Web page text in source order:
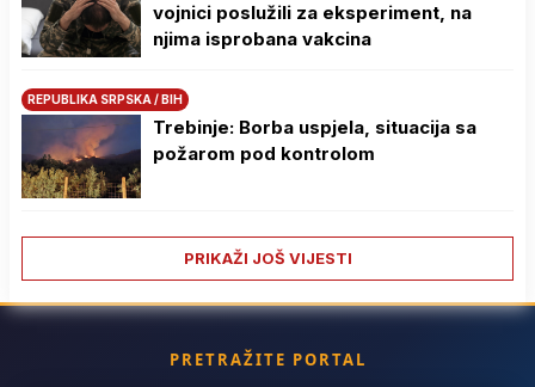
vojnici poslužili za eksperiment, na
njima isprobana vakcina
REPUBLIKA SRPSKA / BIH
Trebinje: Borba uspjela, situacija sa
požarom pod kontrolom
PRIKAŽI JOŠ VIJESTI
PRETRAŽITE PORTAL